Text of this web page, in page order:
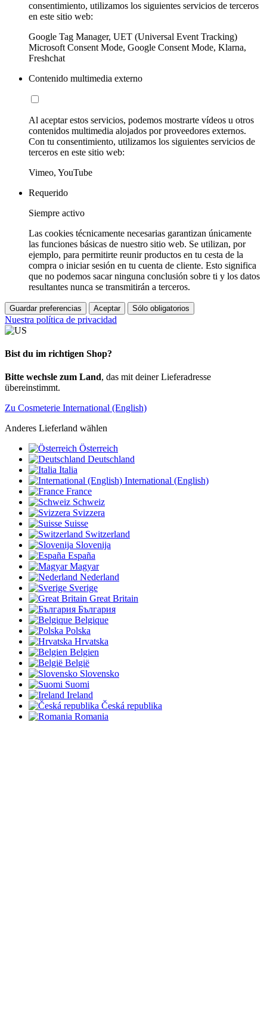
consentimiento, utilizamos los siguientes servicios de terceros
en este sitio web:
Google Tag Manager, UET (Universal Event Tracking)
Microsoft Consent Mode, Google Consent Mode, Klarna,
Freshchat
Contenido multimedia externo
Al aceptar estos servicios, podemos mostrarte vídeos u otros
contenidos multimedia alojados por proveedores externos.
Con tu consentimiento, utilizamos los siguientes servicios de
terceros en este sitio web:
Vimeo, YouTube
Requerido
Siempre activo
Las cookies técnicamente necesarias garantizan únicamente
las funciones básicas de nuestro sitio web. Se utilizan, por
ejemplo, para permitirte reunir productos en tu cesta de la
compra o iniciar sesión en tu cuenta de cliente. Esto significa
que no podemos sacar ninguna conclusión sobre ti y los datos
resultantes nunca se transmitirán a terceros.
Guardar preferencias Aceptar Sólo obligatorios
Nuestra política de privacidad
Bist du im richtigen Shop?
Bitte wechsle zum Land, das mit deiner Lieferadresse
übereinstimmt.
Zu Cosmeterie International (English)
Anderes Lieferland wählen
Österreich
Deutschland
Italia
International (English)
France
Schweiz
Svizzera
Suisse
Switzerland
Slovenija
España
Magyar
Nederland
Sverige
Great Britain
България
Belgique
Polska
Hrvatska
Belgien
België
Slovensko
Suomi
Ireland
Česká republika
Romania